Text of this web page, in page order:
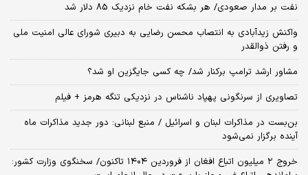
نفت بر مدار صعودی/ هر بشکه نفت خام نزدیک 85 دلار شد
واکنش زیدآبادی به انتصاب محسن رضایی به دبیری شورای عالی امنیت ملی
و رفتن ذوالقدر
مشاور ارشد ترامپ برکنار شد/ چه کسی جایگزین او شد؟
تصاویری از سرنگونی پهپاد ناشناس در نزدیکی تنگه هرمز + فیلم
بن‌بست در مذاکرات لبنان و اسرائیل / منبع لبنانی: دور جدید مذاکرات ماه
آینده برگزار نمی‌شود
خروج ۲ میلیون اتباع افغان از فروردین ۱۴۰۴ تاکنون/ سخنگوی وزارت کشور: